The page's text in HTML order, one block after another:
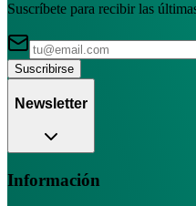
Suscríbete para recibir las
Suscribirse
Newsletter
Información